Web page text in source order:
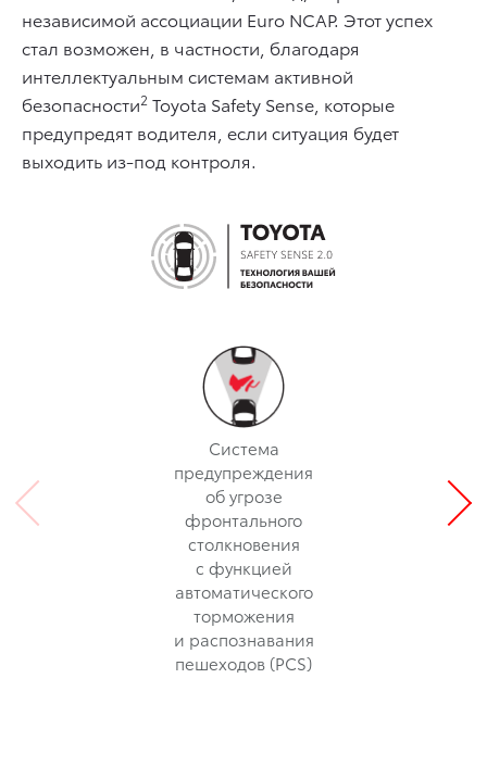
независимой ассоциации Euro NCAP. Этот успех
стал возможен, в частности, благодаря
интеллектуальным системам активной
безопасности2 Toyota Safety Sense, которые
предупредят водителя, если ситуация будет
выходить из-под контроля.
Система
предупреждения
об угрозе
фронтального
столкновения
с функцией
автоматического
торможения
и распознавания
пешеходов (PCS)